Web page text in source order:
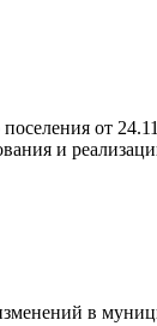
от
и
в